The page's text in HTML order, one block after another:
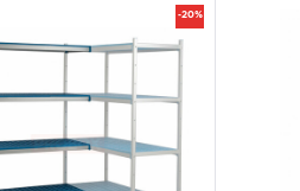
-20%